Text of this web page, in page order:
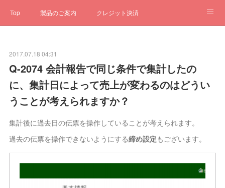
Top 製品のご案内 クレジット決済
ステータス
2017.07.18 04:31
Q-2074 会計報告で同じ条件で集計したの
に、集計日によって売上が変わるのはどうい
うことが考えられますか？
集計後に過去日の伝票を操作していることが考えられます。
過去の伝票を操作できないようにする締め設定もございます。